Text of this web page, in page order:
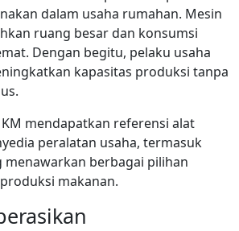
dalam usaha rumahan. Mesin
ruang besar dan konsumsi
Dengan begitu, pelaku usaha
kapasitas produksi tanpa
mendapatkan referensi alat
peralatan usaha, termasuk
menawarkan berbagai pilihan
makanan.